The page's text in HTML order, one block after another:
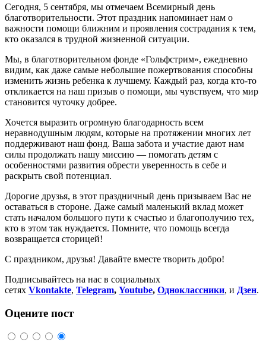
Сегодня, 5 сентября, мы отмечаем Всемирный день
благотворительности. Этот праздник напоминает нам о
важности помощи ближним и проявления сострадания к тем,
кто оказался в трудной жизненной ситуации.
Мы, в благотворительном фонде «Гольфстрим», ежедневно
видим, как даже самые небольшие пожертвования способны
изменить жизнь ребенка к лучшему. Каждый раз, когда кто-то
откликается на наш призыв о помощи, мы чувствуем, что мир
становится чуточку добрее.
Хочется выразить огромную благодарность всем
неравнодушным людям, которые на протяжении многих лет
поддерживают наш фонд. Ваша забота и участие дают нам
силы продолжать нашу миссию — помогать детям с
особенностями развития обрести уверенность в себе и
раскрыть свой потенциал.
Дорогие друзья, в этот праздничный день призываем Вас не
оставаться в стороне. Даже самый маленький вклад может
стать началом большого пути к счастью и благополучию тех,
кто в этом так нуждается. Помните, что помощь всегда
возвращается сторицей!
С праздником, друзья! Давайте вместе творить добро!
Подписывайтесь на нас в социальных
сетях Vkontakte, Telegram, Youtube, Одноклассники, и Дзен.
Оцените пост